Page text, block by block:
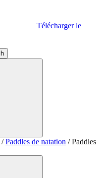
Télécharger le
/Paddles de natation / Paddles